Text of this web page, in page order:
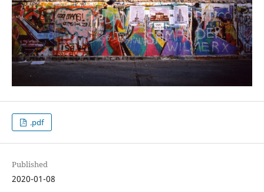
.pdf
Published
2020-01-08